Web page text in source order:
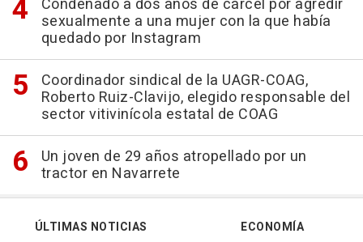
Condenado a dos años de cárcel por agredir
sexualmente a una mujer con la que había
quedado por Instagram
Coordinador sindical de la UAGR-COAG,
Roberto Ruiz-Clavijo, elegido responsable del
sector vitivinícola estatal de COAG
Un joven de 29 años atropellado por un
tractor en Navarrete
ÚLTIMAS NOTICIAS
ECONOMÍA